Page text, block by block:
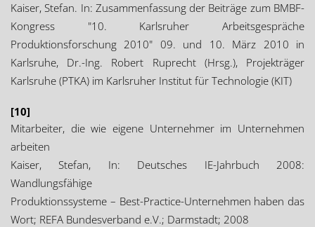
Kaiser, Stefan. In: Zusammenfassung der Beiträge zum BMBF-
Kongress "10. Karlsruher Arbeitsgespräche
Produktionsforschung 2010" 09. und 10. März 2010 in
Karlsruhe, Dr.-Ing. Robert Ruprecht (Hrsg.), Projekträger
Karlsruhe (PTKA) im Karlsruher Institut für Technologie (KIT)
[10]
Mitarbeiter, die wie eigene Unternehmer im Unternehmen
arbeiten
Kaiser, Stefan, In: Deutsches IE-Jahrbuch 2008:
Wandlungsfähige
Produktionssysteme – Best-Practice-Unternehmen haben das
Wort; REFA Bundesverband e.V.; Darmstadt; 2008